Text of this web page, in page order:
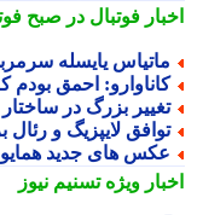
فوتبال در صبح
یایسله سرمربی
احمق بودم که
بزرگ در ساختار
لایپزیگ و رئال برای
های جدید همایون
ویژهتسنیم نیوز